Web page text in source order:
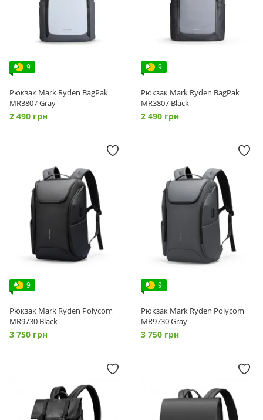
9
Рюкзак Mark Ryden BagPak
MR3807 Gray
2 490 грн
9
Рюкзак Mark Ryden BagPak
MR3807 Black
2 490 грн
9
Рюкзак Mark Ryden Polycom
MR9730 Black
3 750 грн
9
Рюкзак Mark Ryden Polycom
MR9730 Gray
3 750 грн